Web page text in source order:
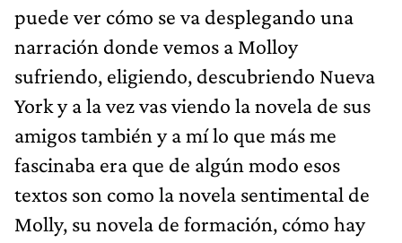
puede ver cómo se va desplegando una
narración donde vemos a Molloy
sufriendo, eligiendo, descubriendo Nueva
York y a la vez vas viendo la novela de sus
amigos también y a mí lo que más me
fascinaba era que de algún modo esos
textos son como la novela sentimental de
Molly, su novela de formación, cómo hay